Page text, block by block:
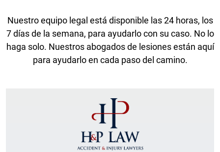
Nuestro equipo legal está disponible las 24 horas, los
7 días de la semana, para ayudarlo con su caso. No lo
haga solo. Nuestros abogados de lesiones están aquí
para ayudarlo en cada paso del camino.